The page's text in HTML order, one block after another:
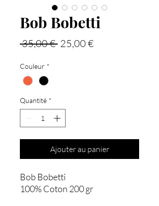
Bob Bobetti
35,00 € Prix
25,00 €
Couleur *
Quantité *
Ajouter au panier
Bob Bobetti
100% Coton 200 gr